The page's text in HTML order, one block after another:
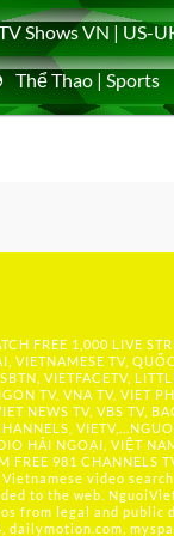
Shows VN | US-
Thể Thao | Sports
FREE 1,000 LIVE
VIETNAMESE TV,
VIETFACETV,
TV, VNA TV, VIET
NEWS TV, VBS TV,
VIETV,...
HẢI NGOẠI, VIỆT
FREE 981 CHANNELS
Vietnamese video
to the web.
from legal and public